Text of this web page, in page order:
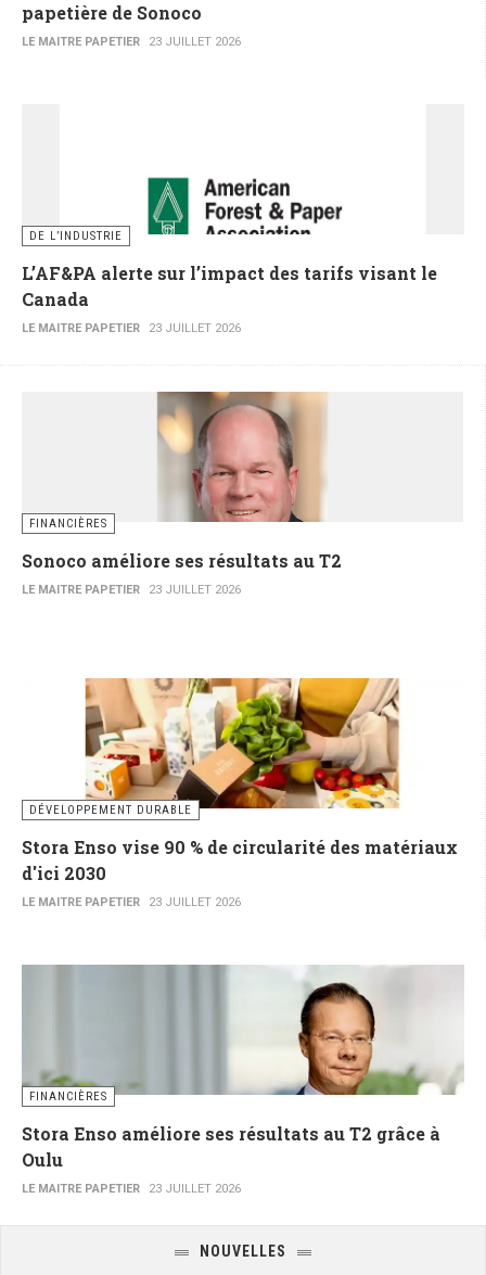
papetière de Sonoco
LE MAITRE PAPETIER 23 JUILLET 2026
DE L’INDUSTRIE
L’AF&PA alerte sur l’impact des tarifs visant le
Canada
LE MAITRE PAPETIER 23 JUILLET 2026
FINANCIÈRES
Sonoco améliore ses résultats au T2
LE MAITRE PAPETIER 23 JUILLET 2026
DÉVELOPPEMENT DURABLE
Stora Enso vise 90 % de circularité des matériaux
d'ici 2030
LE MAITRE PAPETIER 23 JUILLET 2026
FINANCIÈRES
Stora Enso améliore ses résultats au T2 grâce à
Oulu
LE MAITRE PAPETIER 23 JUILLET 2026
NOUVELLES